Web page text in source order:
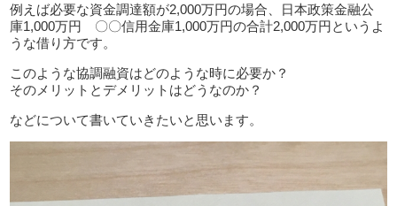
例えば必要な資金調達額が2,000万円の場合、日本政策金融公
庫1,000万円 〇〇信用金庫1,000万円の合計2,000万円というよ
うな借り方です。
このような協調融資はどのような時に必要か？
そのメリットとデメリットはどうなのか？
などについて書いていきたいと思います。